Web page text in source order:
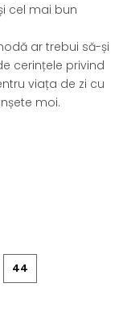
cel mai bun
ar trebui să-și
cerințele privind
viața de zi cu
moi.
44